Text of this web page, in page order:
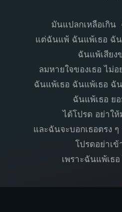
มันแปลกเหลือเกิน
แต่ฉันแพ้ ฉันแพ้เธอ ฉั
ฉันแพ้เสียง
ลมหายใจของเธอ ไม่อ
ฉันแพ้เธอ ฉันแพ้เธอ ฉั
ฉันแพ้เธอ ย
ได้โปรด อย่าให้
และฉันจะบอกเธอตรง
โปรดอย่าเข้
เพราะฉันแพ้เธ